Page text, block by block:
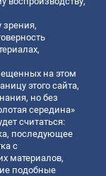
зрения,
на этом
этого сайта,
но без
середина»
считаться:
последующее
с
материалов,
подобные